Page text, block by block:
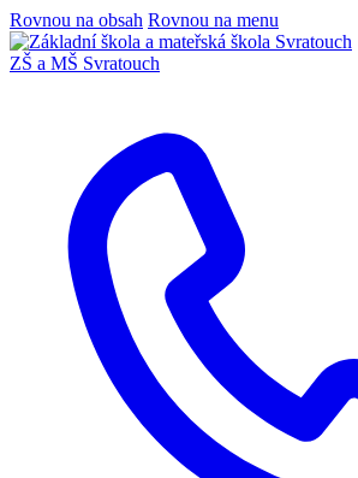
Rovnou na obsah Rovnou na menu
ZŠ a MŠ Svratouch